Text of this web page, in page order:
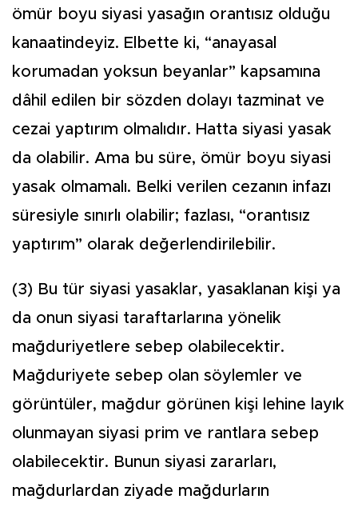
ömür boyu siyasi yasağın orantısız olduğu
kanaatindeyiz. Elbette ki, “anayasal
korumadan yoksun beyanlar” kapsamına
dâhil edilen bir sözden dolayı tazminat ve
cezai yaptırım olmalıdır. Hatta siyasi yasak
da olabilir. Ama bu süre, ömür boyu siyasi
yasak olmamalı. Belki verilen cezanın infazı
süresiyle sınırlı olabilir; fazlası, “orantısız
yaptırım” olarak değerlendirilebilir.
(3) Bu tür siyasi yasaklar, yasaklanan kişi ya
da onun siyasi taraftarlarına yönelik
mağduriyetlere sebep olabilecektir.
Mağduriyete sebep olan söylemler ve
görüntüler, mağdur görünen kişi lehine layık
olunmayan siyasi prim ve rantlara sebep
olabilecektir. Bunun siyasi zararları,
mağdurlardan ziyade mağdurların